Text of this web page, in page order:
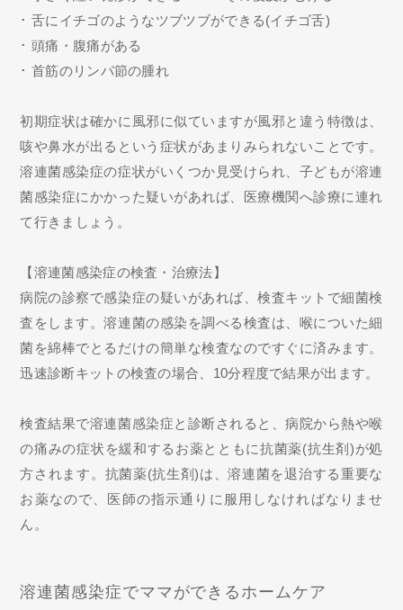
･ 舌にイチゴのようなツブツブができる(イチゴ舌)
･ 頭痛・腹痛がある
･ 首筋のリンパ節の腫れ
初期症状は確かに風邪に似ていますが風邪と違う特徴は、
咳や鼻水が出るという症状があまりみられないことです。
溶連菌感染症の症状がいくつか見受けられ、子どもが溶連
菌感染症にかかった疑いがあれば、医療機関へ診療に連れ
て行きましょう。
【溶連菌感染症の検査・治療法】
病院の診察で感染症の疑いがあれば、検査キットで細菌検
査をします。溶連菌の感染を調べる検査は、喉についた細
菌を綿棒でとるだけの簡単な検査なのですぐに済みます。
迅速診断キットの検査の場合、10分程度で結果が出ます。
検査結果で溶連菌感染症と診断されると、病院から熱や喉
の痛みの症状を緩和するお薬とともに抗菌薬(抗生剤)が処
方されます。抗菌薬(抗生剤)は、溶連菌を退治する重要な
お薬なので、医師の指示通りに服用しなければなりませ
ん。
溶連菌感染症でママができるホームケア